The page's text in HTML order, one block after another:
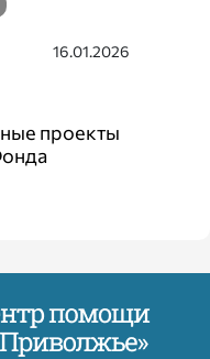
16.01.2026
проекты